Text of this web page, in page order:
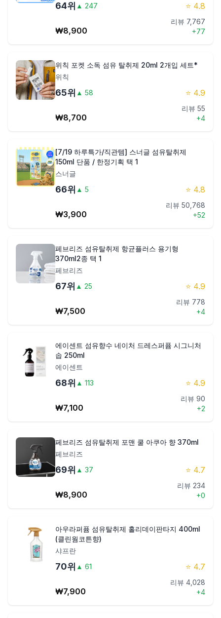
64위 ▲ 247 ⭐ 4.8
₩8,900
리뷰 7,767
+77
위칙 포켓 소독 섬유 탈취제 20ml 2개입 세트*
위칙
65위 ▲ 58 ⭐ 4.9
₩8,700
리뷰 55
+4
[7/19 하루특가/직관템] 스너글 섬유탈취제
150ml 단품 / 한정기획 택 1
스너글
66위 ▲ 5 ⭐ 4.8
₩3,900
리뷰 50,768
+52
페브리즈 섬유탈취제 항균플러스 용기형
370ml2종 택 1
페브리즈
67위 ▲ 25 ⭐ 4.9
₩7,500
리뷰 778
+4
에이센트 섬유향수 네이처 드레스퍼퓸 시그니처
솝 250ml
에이센트
68위 ▲ 113 ⭐ 4.9
₩7,100
리뷰 90
+2
페브리즈 섬유탈취제 포맨 쿨 아쿠아 향 370ml
페브리즈
69위 ▲ 37 ⭐ 4.7
₩8,900
리뷰 234
+0
아우라퍼퓸 섬유탈취제 홀리데이판타지 400ml
(클린웜코튼향)
샤프란
70위 ▲ 61 ⭐ 4.7
₩7,900
리뷰 4,028
+4